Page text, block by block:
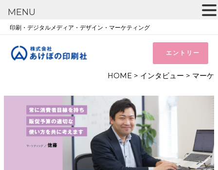
印刷・デジタルメディア・デザイン・マーケティング
エントリー
HOME > インタビュー > マーケ
MENU